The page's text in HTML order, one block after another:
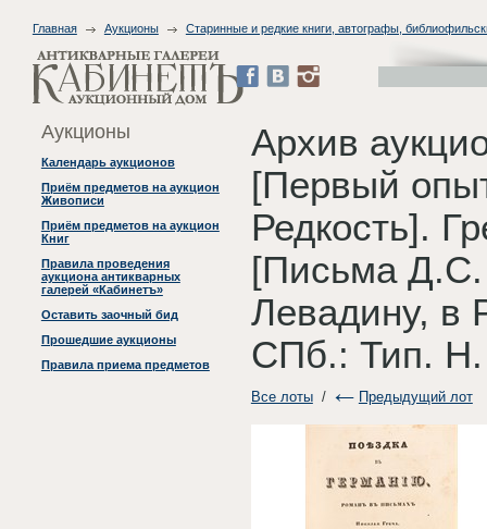
Главная Аукционы Старинные и редкие книги, автографы,
Аукционы
Календарь аукционов
Приём предметов на аукцион
Живописи
Приём предметов на аукцион
Книг
Правила проведения
аукциона антикварных
галерей «Кабинетъ»
Оставить заочный бид
Прошедшие аукционы
Правила приема предметов
Архив
[Первый
Редкость].
[Письма
Левадину, в
СПб.: Тип. Н.
Все лоты/ Предыдущий лот